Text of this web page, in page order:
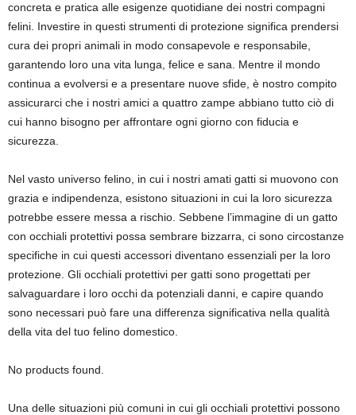
concreta e pratica alle esigenze quotidiane dei nostri compagni
felini. Investire in questi strumenti di protezione significa prendersi
cura dei propri animali in modo consapevole e responsabile,
garantendo loro una vita lunga, felice e sana. Mentre il mondo
continua a evolversi e a presentare nuove sfide, è nostro compito
assicurarci che i nostri amici a quattro zampe abbiano tutto ciò di
cui hanno bisogno per affrontare ogni giorno con fiducia e
sicurezza.
Nel vasto universo felino, in cui i nostri amati gatti si muovono con
grazia e indipendenza, esistono situazioni in cui la loro sicurezza
potrebbe essere messa a rischio. Sebbene l’immagine di un gatto
con occhiali protettivi possa sembrare bizzarra, ci sono circostanze
specifiche in cui questi accessori diventano essenziali per la loro
protezione. Gli occhiali protettivi per gatti sono progettati per
salvaguardare i loro occhi da potenziali danni, e capire quando
sono necessari può fare una differenza significativa nella qualità
della vita del tuo felino domestico.
No products found.
Una delle situazioni più comuni in cui gli occhiali protettivi possono